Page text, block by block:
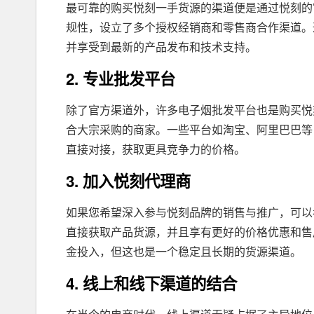
最可靠的购买悦刻一手货源的渠道便是通过悦刻
规性，设立了多个授权经销商和零售商合作渠道
并享受到最新的产品发布和技术支持。
2. 专业批发平台
除了官方渠道外，许多电子烟批发平台也是购买
合大宗采购的商家。一些平台如淘宝、阿里巴巴
直接对接，获取更具竞争力的价格。
3. 加入悦刻代理商
如果您希望深入参与悦刻品牌的销售与推广，可
直接获取产品货源，并且享有更好的价格优惠和
金投入，但这也是一个稳定且长期的货源渠道。
4. 线上和线下渠道的结合